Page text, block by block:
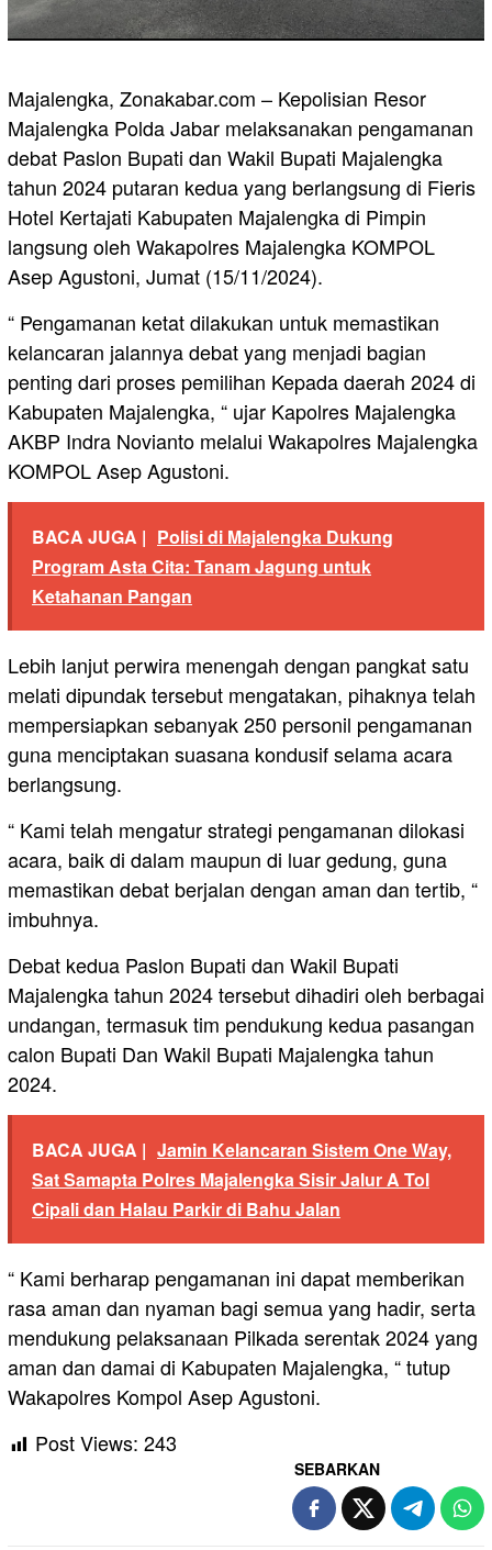
Majalengka, Zonakabar.com – Kepolisian Resor
Majalengka Polda Jabar melaksanakan pengamanan
debat Paslon Bupati dan Wakil Bupati Majalengka
tahun 2024 putaran kedua yang berlangsung di Fieris
Hotel Kertajati Kabupaten Majalengka di Pimpin
langsung oleh Wakapolres Majalengka KOMPOL
Asep Agustoni, Jumat (15/11/2024).
“ Pengamanan ketat dilakukan untuk memastikan
kelancaran jalannya debat yang menjadi bagian
penting dari proses pemilihan Kepada daerah 2024 di
Kabupaten Majalengka, “ ujar Kapolres Majalengka
AKBP Indra Novianto melalui Wakapolres Majalengka
KOMPOL Asep Agustoni.
BACA JUGA | Polisi di Majalengka Dukung
Program Asta Cita: Tanam Jagung untuk
Ketahanan Pangan
Lebih lanjut perwira menengah dengan pangkat satu
melati dipundak tersebut mengatakan, pihaknya telah
mempersiapkan sebanyak 250 personil pengamanan
guna menciptakan suasana kondusif selama acara
berlangsung.
“ Kami telah mengatur strategi pengamanan dilokasi
acara, baik di dalam maupun di luar gedung, guna
memastikan debat berjalan dengan aman dan tertib, “
imbuhnya.
Debat kedua Paslon Bupati dan Wakil Bupati
Majalengka tahun 2024 tersebut dihadiri oleh berbagai
undangan, termasuk tim pendukung kedua pasangan
calon Bupati Dan Wakil Bupati Majalengka tahun
2024.
BACA JUGA | Jamin Kelancaran Sistem One Way,
Sat Samapta Polres Majalengka Sisir Jalur A Tol
Cipali dan Halau Parkir di Bahu Jalan
“ Kami berharap pengamanan ini dapat memberikan
rasa aman dan nyaman bagi semua yang hadir, serta
mendukung pelaksanaan Pilkada serentak 2024 yang
aman dan damai di Kabupaten Majalengka, “ tutup
Wakapolres Kompol Asep Agustoni.
Post Views: 243
SEBARKAN